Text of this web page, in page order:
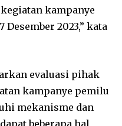
kegiatan kampanye
2023,” kata
evaluasi pihak
kampanye pemilu
mekanisme dan
beberapa hal